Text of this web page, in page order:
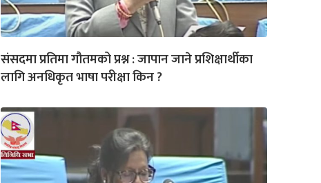
संसदमा प्रतिमा गौतमको प्रश्न : जापान जाने प्रशिक्षार्थीका
लागि अनधिकृत भाषा परीक्षा किन ?